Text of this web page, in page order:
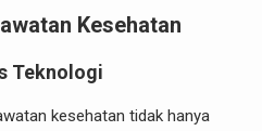
Kesehatan
Teknologi
kesehatan tidak hanya